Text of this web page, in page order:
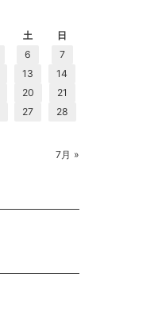
土 日
7月 »
6
7
13
14
20
21
27
28